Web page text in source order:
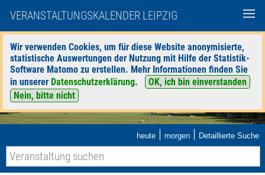
VERANSTALTUNGSKALENDER LEIPZIG
Wir verwenden Cookies, um für diese Website anonymisierte,
statistische Auswertungen der Nutzung mit Hilfe der Statistik-
Software Matomo zu erstellen. Mehr Informationen finden Sie
in unserer Datenschutzerklärung.
OK, ich bin einverstanden
Nein, bitte nicht
heute | morgen | Detaillierte Suche